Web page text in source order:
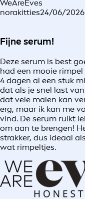
WeAreEves
norakitties24/06/2026
Fijne serum!
Deze serum is best
had een mooie
4 dagen al een stuk
dat als je snel last
dat vele malen kan
erg, maar ik kan me
vind. De serum ruikt
om aan te brengen!
strakker, dus ideaal
wat rimpeltjes.